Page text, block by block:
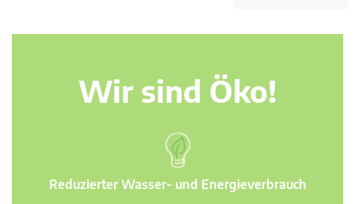
Wir sind Öko!
Reduzierter Wasser- und Energieverbrauch